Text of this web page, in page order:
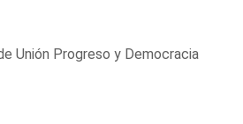
Unión Progreso y Democracia